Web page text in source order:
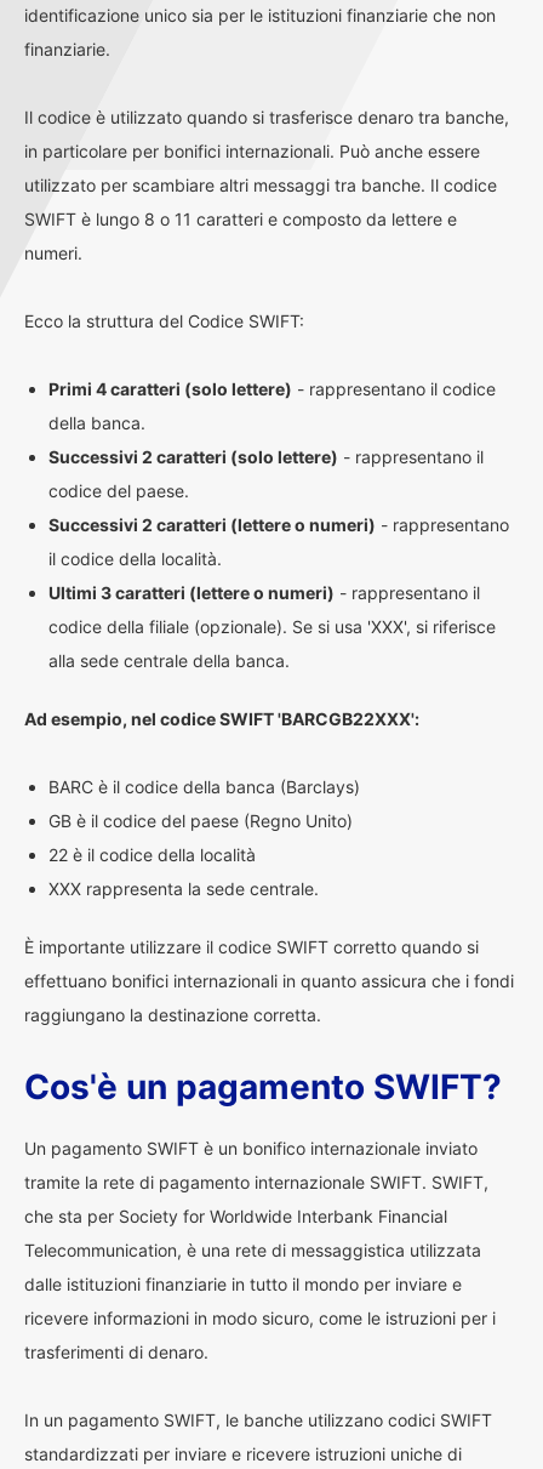
identificazione unico sia per le istituzioni finanziarie che non
finanziarie.
Il codice è utilizzato quando si trasferisce denaro tra banche,
in particolare per bonifici internazionali. Può anche essere
utilizzato per scambiare altri messaggi tra banche. Il codice
SWIFT è lungo 8 o 11 caratteri e composto da lettere e
numeri.
Ecco la struttura del Codice SWIFT:
Primi 4 caratteri (solo lettere) - rappresentano il codice
della banca.
Successivi 2 caratteri (solo lettere) - rappresentano il
codice del paese.
Successivi 2 caratteri (lettere o numeri) - rappresentano
il codice della località.
Ultimi 3 caratteri (lettere o numeri) - rappresentano il
codice della filiale (opzionale). Se si usa 'XXX', si riferisce
alla sede centrale della banca.
Ad esempio, nel codice SWIFT 'BARCGB22XXX':
BARC è il codice della banca (Barclays)
GB è il codice del paese (Regno Unito)
22 è il codice della località
XXX rappresenta la sede centrale.
È importante utilizzare il codice SWIFT corretto quando si
effettuano bonifici internazionali in quanto assicura che i fondi
raggiungano la destinazione corretta.
Cos'è un pagamento SWIFT?
Un pagamento SWIFT è un bonifico internazionale inviato
tramite la rete di pagamento internazionale SWIFT. SWIFT,
che sta per Society for Worldwide Interbank Financial
Telecommunication, è una rete di messaggistica utilizzata
dalle istituzioni finanziarie in tutto il mondo per inviare e
ricevere informazioni in modo sicuro, come le istruzioni per i
trasferimenti di denaro.
In un pagamento SWIFT, le banche utilizzano codici SWIFT
standardizzati per inviare e ricevere istruzioni uniche di